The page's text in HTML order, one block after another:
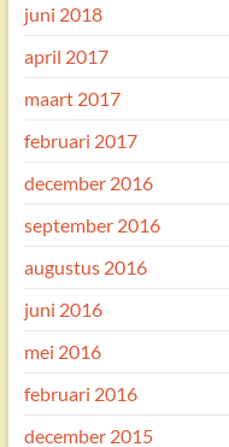
juni 2018
april 2017
maart 2017
februari 2017
december 2016
september 2016
augustus 2016
juni 2016
mei 2016
februari 2016
december 2015